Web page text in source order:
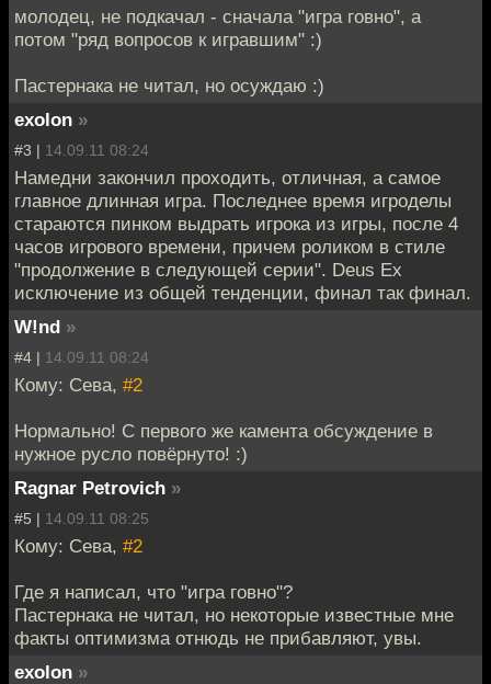
молодец, не подкачал - сначала "игра говно", а
потом "ряд вопросов к игравшим" :)
Пастернака не читал, но осуждаю :)
exolon »
#3 | 14.09.11 08:24
Намедни закончил проходить, отличная, а самое
главное длинная игра. Последнее время игроделы
стараются пинком выдрать игрока из игры, после 4
часов игрового времени, причем роликом в стиле
"продолжение в следующей серии". Deus Ex
исключение из общей тенденции, финал так финал.
W!nd »
#4 | 14.09.11 08:24
Кому: Сева, #2
Нормально! С первого же камента обсуждение в
нужное русло повёрнуто! :)
Ragnar Petrovich »
#5 | 14.09.11 08:25
Кому: Сева, #2
Где я написал, что "игра говно"?
Пастернака не читал, но некоторые известные мне
факты оптимизма отнюдь не прибавляют, увы.
exolon »